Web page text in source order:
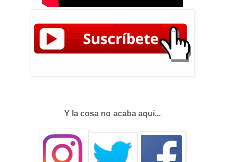
Y la cosa no acaba aquí...